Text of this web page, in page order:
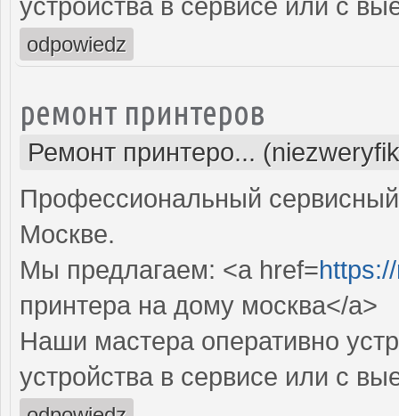
устройства в сервисе или с
odpowiedz
ремонт принтеров
Ремонт принтеро...
Профессиональный
Москве.
Мы предлагаем: <a href=
принтера на дому москва</a>
Наши мастера оперативно
устройства в сервисе или с